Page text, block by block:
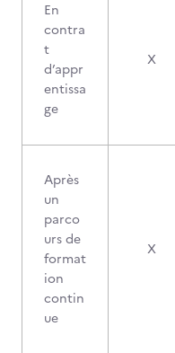
En
contra
t
d’appr
entissa
ge
X
Après
un
parco
urs de
format
ion
contin
ue
X